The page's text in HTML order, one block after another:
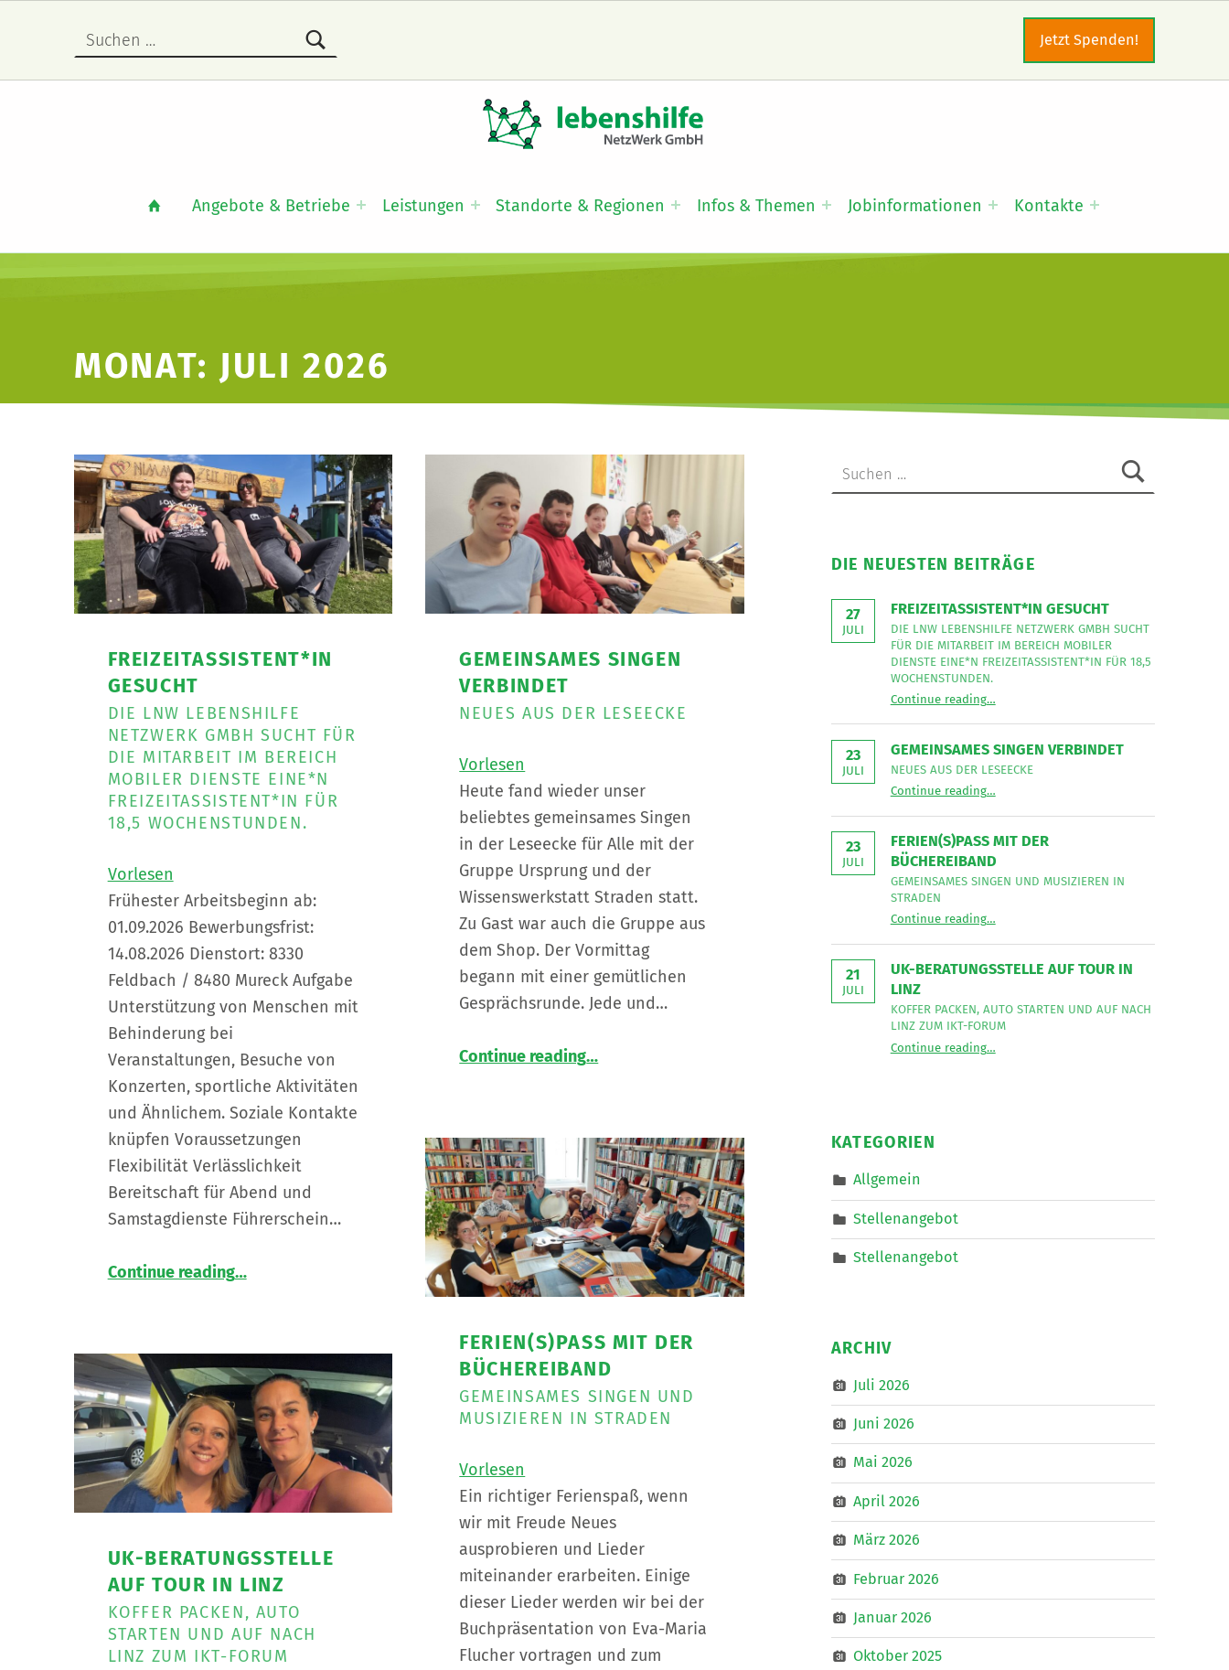
Angebote & Betriebe Leistungen Standorte & Regionen Infos & Themen Jobinformationen Kontakte
Jetzt Spenden!
MONAT: JULI 2026
FREIZEITASSISTENT*IN
GESUCHT
DIE LNW LEBENSHILFE
NETZWERK GMBH SUCHT FÜR
DIE MITARBEIT IM BEREICH
MOBILER DIENSTE EINE*N
FREIZEITASSISTENT*IN FÜR
18,5 WOCHENSTUNDEN.
Vorlesen
Frühester Arbeitsbeginn ab:
01.09.2026 Bewerbungsfrist:
14.08.2026 Dienstort: 8330
Feldbach / 8480 Mureck Aufgabe
Unterstützung von Menschen mit
Behinderung bei
Veranstaltungen, Besuche von
Konzerten, sportliche Aktivitäten
und Ähnlichem. Soziale Kontakte
knüpfen Voraussetzungen
Flexibilität Verlässlichkeit
Bereitschaft für Abend und
Samstagdienste Führerschein…
Continue readingDie
sucht
für
die
Mitarbeit
im
Bereich
Mobiler
eine*n
Freizeitassistent*in
für
18,5
Wochenstunden.
”
…
GEMEINSAMES SINGEN
VERBINDET
NEUES AUS DER LESEECKE
Vorlesen
Heute fand wieder unser
beliebtes gemeinsames Singen
in der Leseecke für Alle mit der
Gruppe Ursprung und der
Wissenswerkstatt Straden statt.
Zu Gast war auch die Gruppe aus
dem Shop. Der Vormittag
begann mit einer gemütlichen
Gesprächsrunde. Jede und…
Continue readingNeues
”
…
FERIEN(S)PASS MIT DER
BÜCHEREIBAND
GEMEINSAMES SINGEN UND
MUSIZIEREN IN STRADEN
Vorlesen
Ein richtiger Ferienspaß, wenn
wir mit Freude Neues
ausprobieren und Lieder
miteinander erarbeiten. Einige
dieser Lieder werden wir bei der
Buchpräsentation von Eva-Maria
Flucher vortragen und zum
UK-BERATUNGSSTELLE
AUF TOUR IN LINZ
KOFFER PACKEN, AUTO
STARTEN UND AUF NACH
LINZ ZUM IKT-FORUM
DIE NEUESTEN BEITRÄGE
27
JULI
FREIZEITASSISTENT*IN GESUCHT
DIE LNW LEBENSHILFE NETZWERK GMBH SUCHT
FÜR DIE MITARBEIT IM BEREICH MOBILER
DIENSTE EINE*N FREIZEITASSISTENT*IN FÜR 18,5
WOCHENSTUNDEN.
Continue readingDie
Lebenshilfe
GmbH
für
die
Mitarbeit
im
Mobiler
eine*n
Freizeitassistent*in
Wochenstunden.
”
…
23
JULI
GEMEINSAMES SINGEN VERBINDET
NEUES AUS DER LESEECKE
Continue readingNeues
der
”
…
23
JULI
FERIEN(S)PASS MIT DER
BÜCHEREIBAND
GEMEINSAMES SINGEN UND MUSIZIEREN IN
STRADEN
Continue readingGemeinsames
und
in
…
21
JULI
UK-BERATUNGSSTELLE AUF TOUR IN
LINZ
KOFFER PACKEN, AUTO STARTEN UND AUF NACH
LINZ ZUM IKT-FORUM
Continue readingUK-Beratungsstelle auf Tour in Linz
Koffer
…
KATEGORIEN
Allgemein
Stellenangebot
Stellenangebot
ARCHIV
Juli 2026
Juni 2026
Mai 2026
April 2026
März 2026
Februar 2026
Januar 2026
Oktober 2025